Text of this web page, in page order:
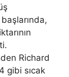
Richard
gibi sıcak